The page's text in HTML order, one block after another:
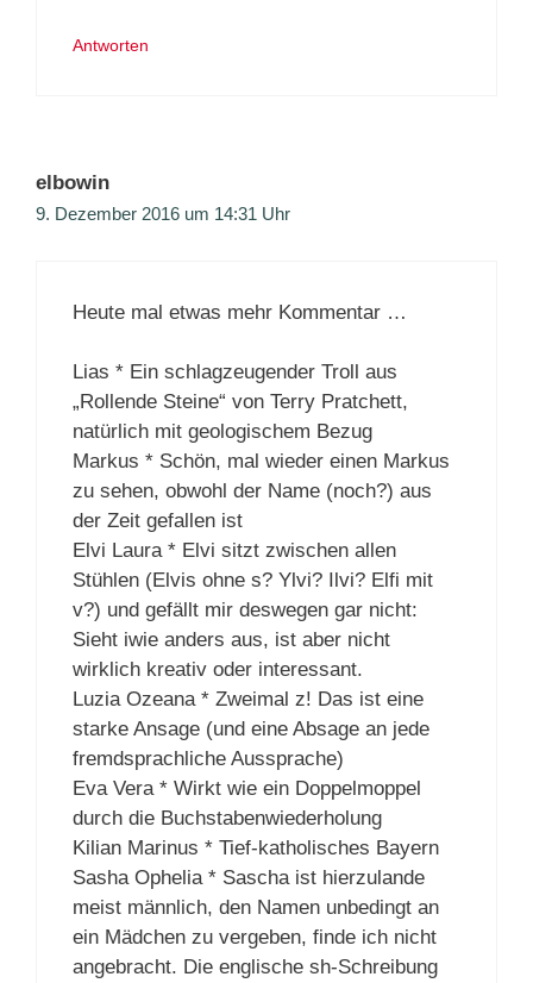
Antworten
elbowin
9. Dezember 2016 um 14:31 Uhr
Heute mal etwas mehr Kommentar …
Lias * Ein schlagzeugender Troll aus
„Rollende Steine“ von Terry Pratchett,
natürlich mit geologischem Bezug
Markus * Schön, mal wieder einen Markus
zu sehen, obwohl der Name (noch?) aus
der Zeit gefallen ist
Elvi Laura * Elvi sitzt zwischen allen
Stühlen (Elvis ohne s? Ylvi? Ilvi? Elfi mit
v?) und gefällt mir deswegen gar nicht:
Sieht iwie anders aus, ist aber nicht
wirklich kreativ oder interessant.
Luzia Ozeana * Zweimal z! Das ist eine
starke Ansage (und eine Absage an jede
fremdsprachliche Aussprache)
Eva Vera * Wirkt wie ein Doppelmoppel
durch die Buchstabenwiederholung
Kilian Marinus * Tief-katholisches Bayern
Sasha Ophelia * Sascha ist hierzulande
meist männlich, den Namen unbedingt an
ein Mädchen zu vergeben, finde ich nicht
angebracht. Die englische sh-Schreibung